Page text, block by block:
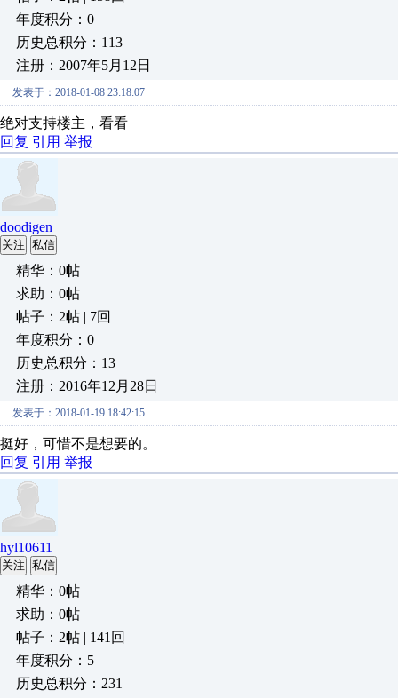
年度积分：0
历史总积分：113
注册：2007年5月12日
发表于：2018-01-08 23:18:07
绝对支持楼主，看看
回复 引用 举报
doodigen
关注 私信
精华：0帖
求助：0帖
帖子：2帖 | 7回
年度积分：0
历史总积分：13
注册：2016年12月28日
发表于：2018-01-19 18:42:15
挺好，可惜不是想要的。
回复 引用 举报
hyl10611
关注 私信
精华：0帖
求助：0帖
帖子：2帖 | 141回
年度积分：5
历史总积分：231